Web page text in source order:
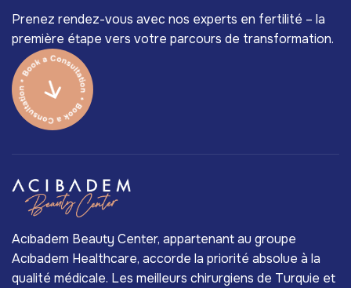
Prenez rendez-vous avec nos experts en fertilité – la
première étape vers votre parcours de transformation.
Acıbadem Beauty Center, appartenant au groupe
Acıbadem Healthcare, accorde la priorité absolue à la
qualité médicale. Les meilleurs chirurgiens de Turquie et